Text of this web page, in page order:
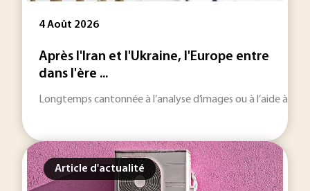
4 Août 2026
Après l'Iran et l'Ukraine, l'Europe entre
dans l'ère ...
Longtemps cantonnée à l’analyse d’images ou à l’aide à
Article d'actualité